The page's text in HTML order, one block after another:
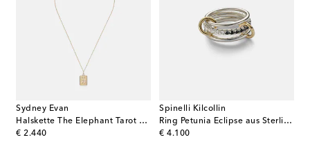
Sydney Evan
Halskette The Elephant Tarot Card aus 14kt Gelbgold mit Diamanten
€ 2.440
original price
Spinelli Kilcollin
Ring Petunia Eclipse aus Sterlingsilber mit 18kt Gelbgold und Diamanten
€ 4.100
original price